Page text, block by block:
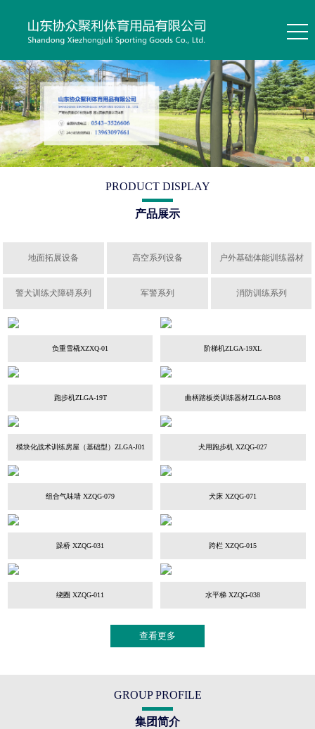
PRODUCT DISPLAY
产品展示
地面拓展设备 高空系列设备 户外基础体能训练器材
警犬训练犬障碍系列 军警系列 消防训练系列
负重雪橇XZXQ-01 阶梯机ZLGA-19XL
跑步机ZLGA-19T 曲柄踏板类训练器材ZLGA-B08
模块化战术训练房屋（基础型）ZLGA-J01 犬用跑步机 XZQG-027
组合气味墙 XZQG-079 犬床 XZQG-071
跺桥 XZQG-031 跨栏 XZQG-015
绕圈 XZQG-011 水平梯 XZQG-038
查看更多
GROUP PROFILE
集团简介